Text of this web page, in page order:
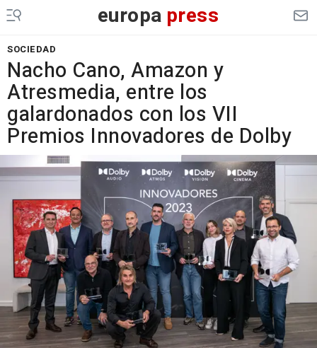
europa press
SOCIEDAD
Nacho Cano, Amazon y
Atresmedia, entre los
galardonados con los VII
Premios Innovadores de Dolby